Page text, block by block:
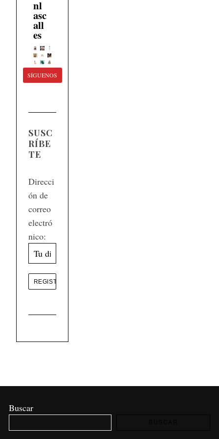
nl
asc
all
es
SÍGUENOS
SUSC
RÍBE
TE
Direcci
ón de
correo
electró
nico:
Buscar